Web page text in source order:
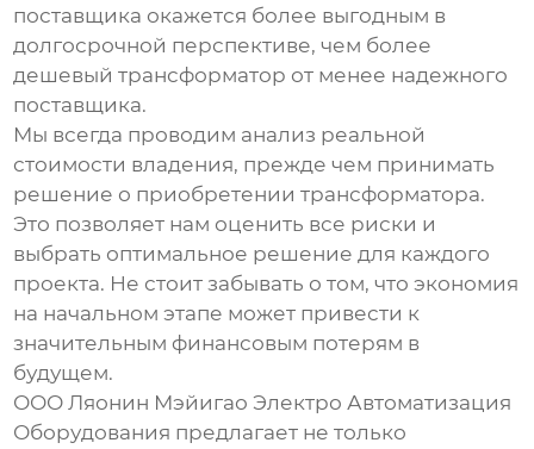
поставщика окажется более выгодным в
долгосрочной перспективе, чем более
дешевый трансформатор от менее надежного
поставщика.
Мы всегда проводим анализ реальной
стоимости владения, прежде чем принимать
решение о приобретении трансформатора.
Это позволяет нам оценить все риски и
выбрать оптимальное решение для каждого
проекта. Не стоит забывать о том, что экономия
на начальном этапе может привести к
значительным финансовым потерям в
будущем.
ООО Ляонин Мэйигао Электро Автоматизация
Оборудования предлагает не только